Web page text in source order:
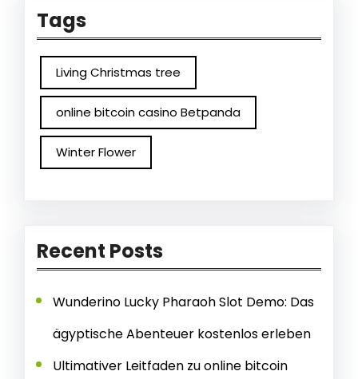
Tags
Living Christmas tree
online bitcoin casino Betpanda
Winter Flower
Recent Posts
Wunderino Lucky Pharaoh Slot Demo: Das
ägyptische Abenteuer kostenlos erleben
Ultimativer Leitfaden zu online bitcoin